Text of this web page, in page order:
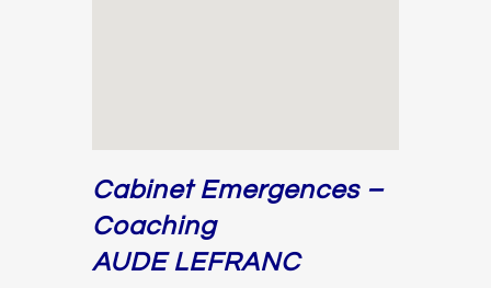
Cabinet Emergences –
Coaching
AUDE LEFRANC